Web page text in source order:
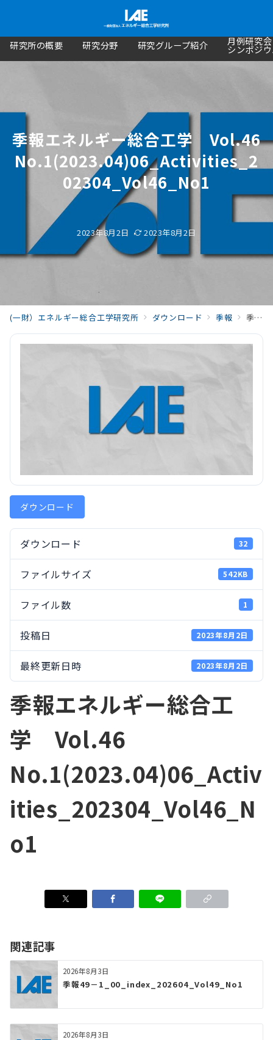
研究所の概要 研究分野 研究グループ紹介 月例研究
シンポジ
季報エネルギー総合工学 Vol.46
No.1(2023.04)06_Activities_2
02304_Vol46_No1
2023年8月2日 2023年8月2日
(一財）エネルギー総合工学研究所 ダウンロード 季報 季報エネルギー総合工学 Vol.46 No.1(2023.04)06_Activities_202304_Vol46_No1
ダウンロード
ダウンロード 32
ファイルサイズ 542KB
ファイル数 1
投稿日 2023年8月2日
最終更新日時 2023年8月2日
季報エネルギー総合工
学 Vol.46
No.1(2023.04)06_Activ
ities_202304_Vol46_N
o1
関連記事
2026年8月3日
季報49－1_00_index_202604_Vol49_No1
2026年8月3日